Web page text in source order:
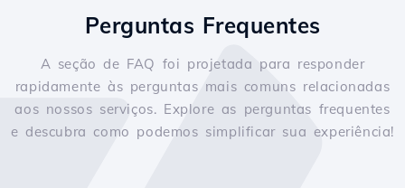
Perguntas Frequentes
A seção de FAQ foi projetada para responder
rapidamente às perguntas mais comuns relacionadas
aos nossos serviços. Explore as perguntas frequentes
e descubra como podemos simplificar sua experiência!